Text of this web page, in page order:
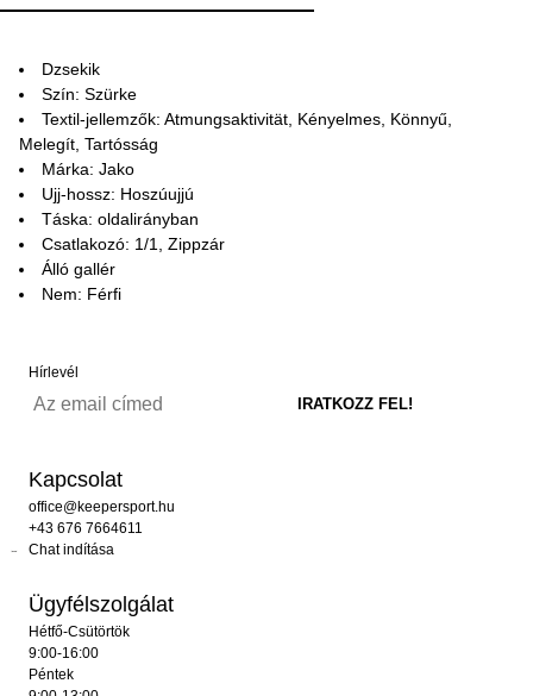
Dzsekik
Szín: Szürke
Textil-jellemzők: Atmungsaktivität, Kényelmes, Könnyű,
Melegít, Tartósság
Márka: Jako
Ujj-hossz: Hoszúujjú
Táska: oldalirányban
Csatlakozó: 1/1, Zippzár
Álló gallér
Nem: Férfi
Hírlevél
Kapcsolat
office@keepersport.hu
+43 676 7664611
Chat indítása
Ügyfélszolgálat
Hétfő-Csütörtök
9:00-16:00
Péntek